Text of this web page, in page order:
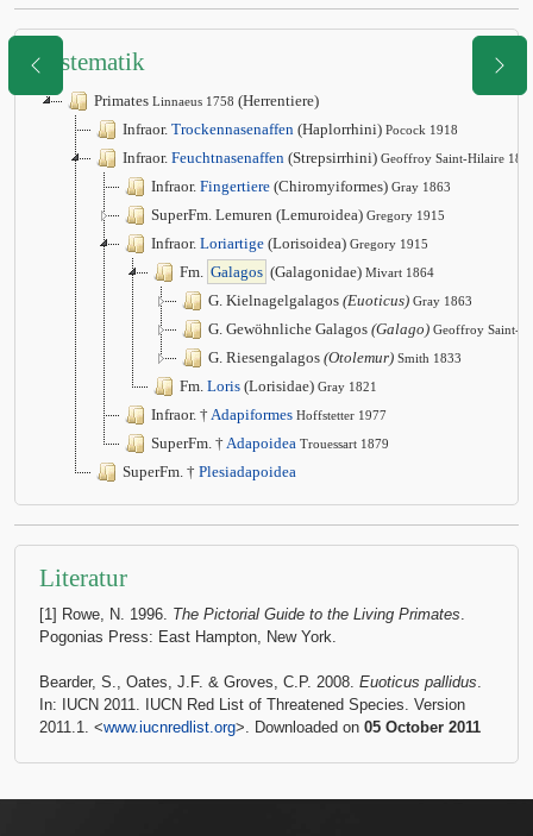
Systematik
Primates Linnaeus 1758 (Herrentiere)
Infraor. Trockennasenaffen (Haplorrhini) Pocock 1918
Infraor. Feuchtnasenaffen (Strepsirrhini) Geoffroy Saint-Hilaire
Infraor. Fingertiere (Chiromyiformes) Gray 1863
SuperFm. Lemuren (Lemuroidea) Gregory 1915
Infraor. Loriartige (Lorisoidea) Gregory 1915
Fm. Galagos (Galagonidae) Mivart 1864
G. Kielnagelgalagos (Euoticus) Gray 1863
G. Gewöhnliche Galagos (Galago) Geoffroy Saint-
G. Riesengalagos (Otolemur) Smith 1833
Fm. Loris (Lorisidae) Gray 1821
Infraor. † Adapiformes Hoffstetter 1977
SuperFm. † Adapoidea Trouessart 1879
SuperFm. † Plesiadapoidea
Literatur
[1] Rowe, N. 1996. The Pictorial Guide to the Living Primates.
Pogonias Press: East Hampton, New York.
Bearder, S., Oates, J.F. & Groves, C.P. 2008. Euoticus pallidus.
In: IUCN 2011. IUCN Red List of Threatened Species. Version
2011.1. <www.iucnredlist.org>. Downloaded on 05 October 2011